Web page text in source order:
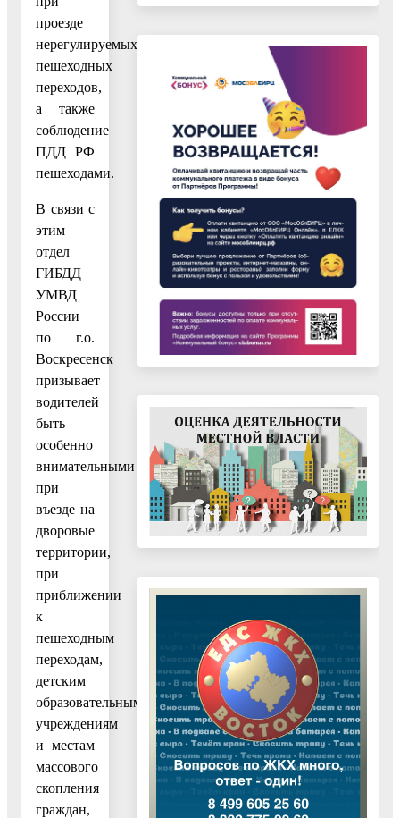
проезде
нерегулируемых
пешеходных
переходов,
а также
соблюдение
ПДД РФ
пешеходами.
В связи с
этим
отдел
ГИБДД
УМВД
России
по г.о.
Воскресенск
призывает
водителей
быть
особенно
внимательными
при
въезде на
дворовые
территории,
при
приближении
к
пешеходным
переходам,
детским
образовательным
учреждениям
и местам
массового
скопления
граждан,